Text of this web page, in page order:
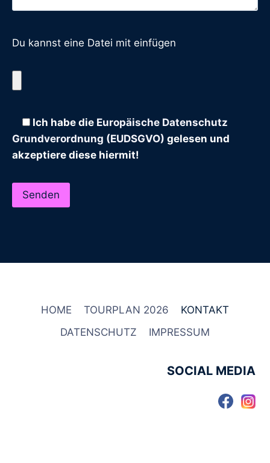
Du kannst eine Datei mit einfügen
Ich habe die Europäische Datenschutz
Grundverordnung (EUDSGVO) gelesen und
akzeptiere diese hiermit!
HOME TOURPLAN 2026
KONTAKT
DATENSCHUTZ
IMPRESSUM
SOCIAL MEDIA